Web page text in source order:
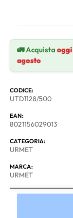
🚛 Acquista oggi
agosto
CODICE:
UTD1128/500
EAN:
8021156029013
CATEGORIA:
URMET
MARCA:
URMET